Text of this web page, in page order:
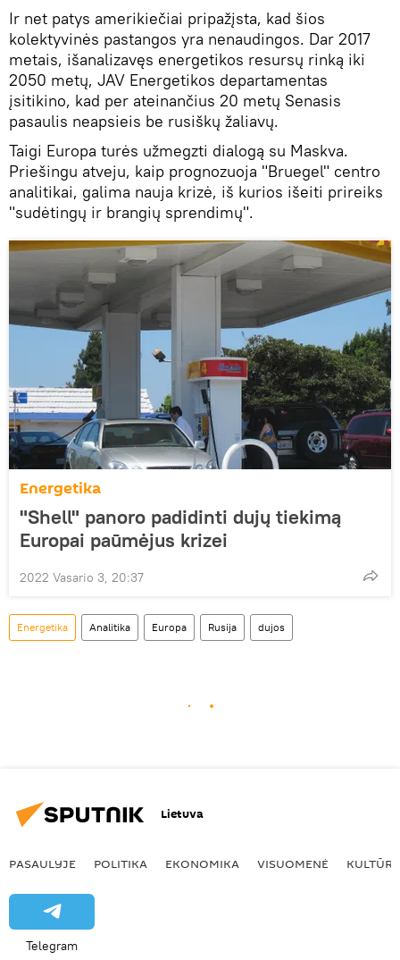
Ir net patys amerikiečiai pripažįsta, kad šios
kolektyvinės pastangos yra nenaudingos. Dar 2017
metais, išanalizavęs energetikos resursų rinką iki
2050 metų, JAV Energetikos departamentas
įsitikino, kad per ateinančius 20 metų Senasis
pasaulis neapsieis be rusiškų žaliavų.
Taigi Europa turės užmegzti dialogą su Maskva.
Priešingu atveju, kaip prognozuoja "Bruegel" centro
analitikai, galima nauja krizė, iš kurios išeiti prireiks
"sudėtingų ir brangių sprendimų".
Energetika
"Shell" panoro padidinti dujų tiekimą
Europai paūmėjus krizei
2022 Vasario 3, 20:37
Energetika Analitika Europa Rusija dujos
Lietuva
PASAULYJE POLITIKA EKONOMIKA VISUOMENĖ KULTŪRA
Telegram